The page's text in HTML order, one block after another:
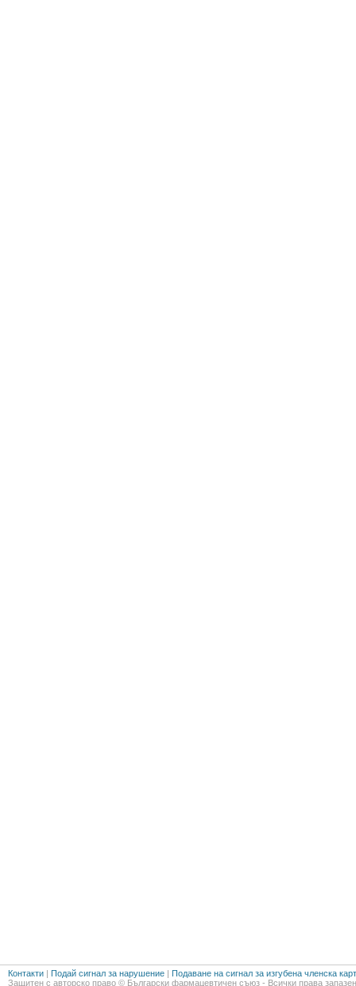
Контакти | Подай сигнал за нарушение | Подаване на сигнал за изгубена членска
Защитен с авторско право © Български фармацевтичен съюз - Всички права